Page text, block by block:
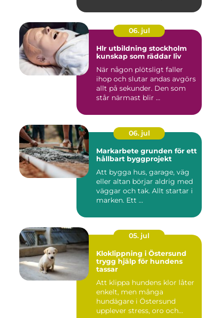
06. jul
Hlr utbildning stockholm
kunskap som räddar liv
När någon plötsligt faller
ihop och slutar andas avgörs
allt på sekunder. Den som
står närmast blir ...
06. jul
Markarbete grunden för ett
hållbart byggprojekt
Att bygga hus, garage, väg
eller altan börjar aldrig med
väggar och tak. Allt startar i
marken. Ett ...
05. jul
Kloklippning i Östersund
trygg hjälp för hundens
tassar
Att klippa hundens klor låter
enkelt, men många
hundägare i Östersund
upplever stress, oro och